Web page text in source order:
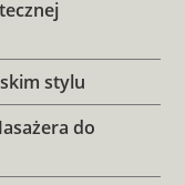
stylu
do